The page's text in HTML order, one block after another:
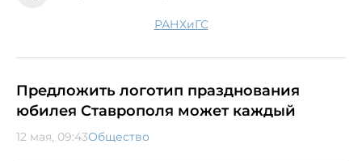
РАНХиГС
Предложить логотип празднования
юбилея Ставрополя может каждый
12 мая, 09:43Общество